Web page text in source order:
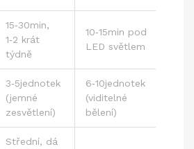
15‑30min,
1‑2 krát
týdně
10‑15min pod
LED světlem
3‑5jednotek
(jemné
zesvětlení)
6‑10jednotek
(viditelné
bělení)
Střední, dá